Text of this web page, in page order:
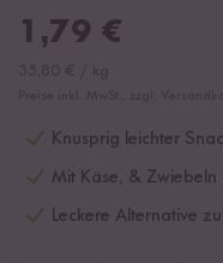
1,79 €
Knusprig leichter
Mit Käse, & Zwiebeln
Leckere Alternative